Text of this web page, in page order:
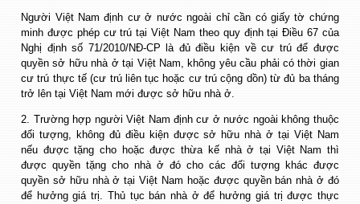
Người Việt Nam định cư ở nước ngoài chỉ cần có giấy tờ chứng
minh được phép cư trú tại Việt Nam theo quy định tại Điều 67 của
Nghị định số 71/2010/NĐ-CP là đủ điều kiện về cư trú để được
quyền sở hữu nhà ở tại Việt Nam, không yêu cầu phải có thời gian
cư trú thực tế (cư trú liên tục hoặc cư trú cộng dồn) từ đủ ba tháng
trở lên tại Việt Nam mới được sở hữu nhà ở.
2. Trường hợp người Việt Nam định cư ở nước ngoài không thuộc
đối tượng, không đủ điều kiện được sở hữu nhà ở tại Việt Nam
nếu được tặng cho hoặc được thừa kế nhà ở tại Việt Nam thì
được quyền tặng cho nhà ở đó cho các đối tượng khác được
quyền sở hữu nhà ở tại Việt Nam hoặc được quyền bán nhà ở đó
để hưởng giá trị. Thủ tục bán nhà ở để hưởng giá trị được thực